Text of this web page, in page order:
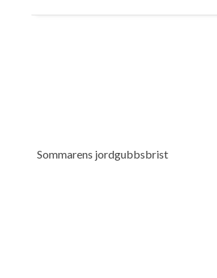
Sommarens jordgubbsbrist